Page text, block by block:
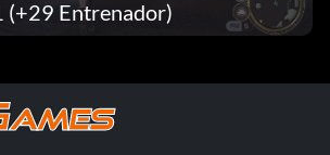
(+29 Entrenador)